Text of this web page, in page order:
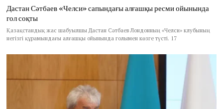
Дастан Сәтбаев «Челси» сапындағы алғашқы ресми ойынында
гол соқты
Қазақстандық жас шабуылшы Дастан Сәтбаев Лондонның «Челси» клубының
негізгі құрамындағы алғашқы ойынында голымен көзге түсті. 17